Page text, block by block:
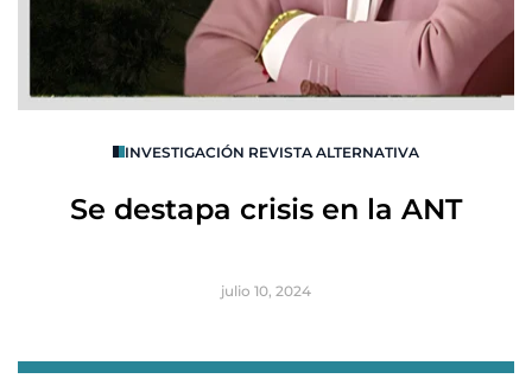
INVESTIGACIÓN REVISTA ALTERNATIVA
Se destapa crisis en la ANT
julio 10, 2024